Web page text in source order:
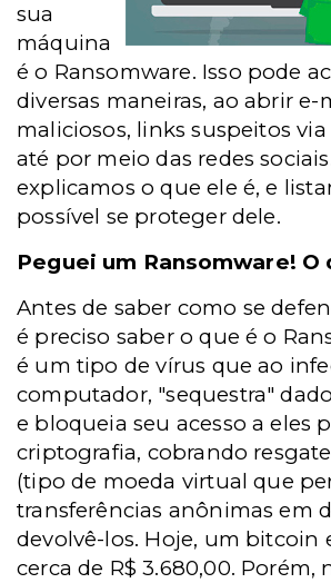
sua
máquina
é o Ransomware. Isso pode
diversas maneiras, ao abrir e-
maliciosos, links suspeitos
até por meio das redes
explicamos o que ele é, e
possível se proteger dele.
Peguei um Ransomware! O
Antes de saber como se
é preciso saber o que é o
é um tipo de vírus que ao
computador, "sequestra"
e bloqueia seu acesso a eles
criptografia, cobrando
(tipo de moeda virtual que
transferências anônimas em
devolvê-los. Hoje, um bitcoin
cerca de R$ 3.680,00. Porém,